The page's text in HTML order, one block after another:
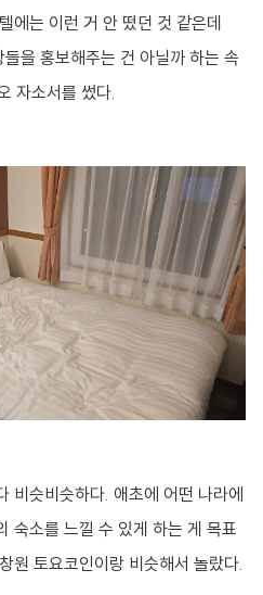
에는 이런 거 안 떴던 것 같은데
을 홍보해주는 건 아닐까 하는 속
자소서를 썼다.
비슷비슷하다. 애초에 어떤 나라에
숙소를 느낄 수 있게 하는 게 목표
원 토요코인이랑 비슷해서 놀랐다.